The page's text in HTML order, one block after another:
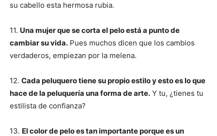
su cabello esta hermosa rubia.
11. Una mujer que se corta el pelo está a punto de
cambiar su vida. Pues muchos dicen que los cambios
verdaderos, empiezan por la melena.
12. Cada peluquero tiene su propio estilo y esto es lo que
hace de la peluquería una forma de arte. Y tu, ¿tienes tu
estilista de confianza?
13. El color de pelo es tan importante porque es un